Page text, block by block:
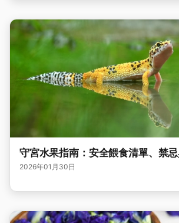
守宮水果指南：安全餵食清單、禁
2026年01月30日